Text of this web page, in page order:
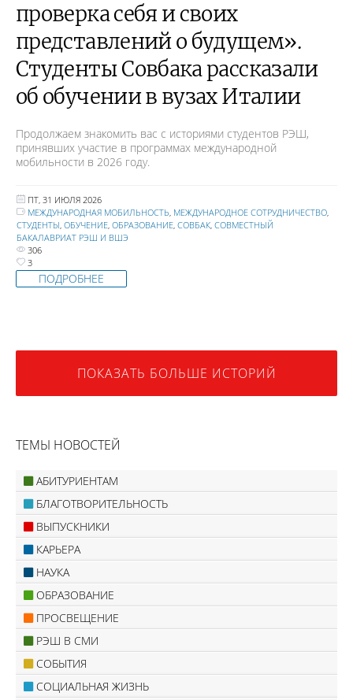
проверка себя и своих
представлений о будущем».
Студенты Совбака рассказали
об обучении в вузах Италии
Продолжаем знакомить вас с историями студентов РЭШ,
принявших участие в программах международной
мобильности в 2026 году.
ПТ, 31 ИЮЛЯ 2026
МЕЖДУНАРОДНАЯ МОБИЛЬНОСТЬ МЕЖДУНАРОДНОЕ СОТРУДНИЧЕСТВО
СТУДЕНТЫ ОБУЧЕНИЕ ОБРАЗОВАНИЕ СОВБАК СОВМЕСТНЫЙ
БАКАЛАВРИАТ РЭШ И ВШЭ
306
3
ПОДРОБНЕЕ
ПОКАЗАТЬ БОЛЬШЕ ИСТОРИЙ
ТЕМЫ НОВОСТЕЙ
АБИТУРИЕНТАМ
БЛАГОТВОРИТЕЛЬНОСТЬ
ВЫПУСКНИКИ
КАРЬЕРА
НАУКА
ОБРАЗОВАНИЕ
ПРОСВЕЩЕНИЕ
РЭШ В СМИ
СОБЫТИЯ
СОЦИАЛЬНАЯ ЖИЗНЬ